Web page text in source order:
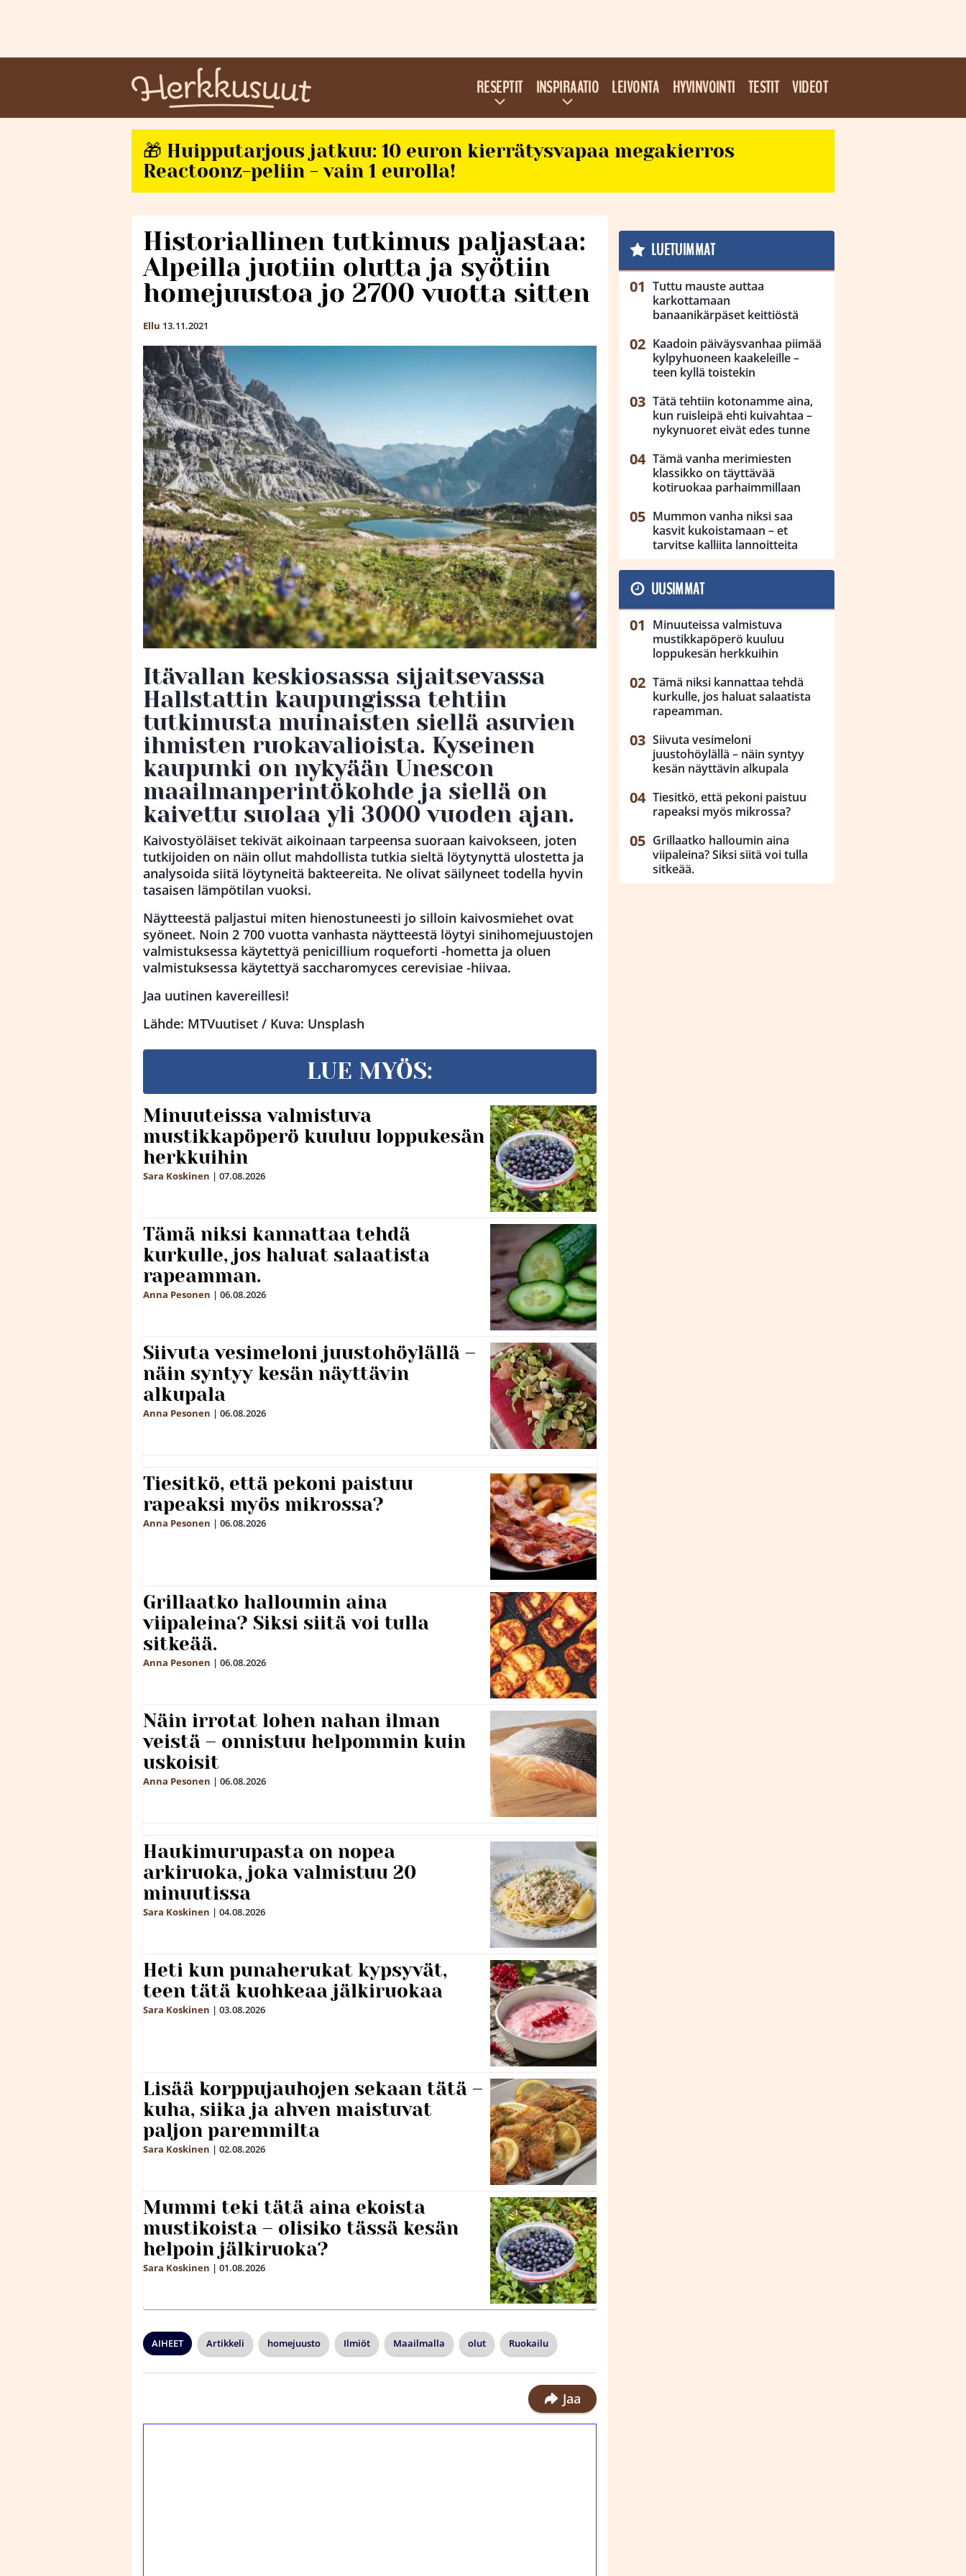
RESEPTIT INSPIRAATIO LEIVONTA HYVINVOINTI TESTIT VIDEOT
🎁 Huipputarjous jatkuu: 10 euron kierrätysvapaa megakierros
Reactoonz-peliin - vain 1 eurolla!
Historiallinen tutkimus paljastaa:
Alpeilla juotiin olutta ja syötiin
homejuustoa jo 2700 vuotta sitten
Ellu 13.11.2021
Itävallan keskiosassa sijaitsevassa
Hallstattin kaupungissa tehtiin
tutkimusta muinaisten siellä asuvien
ihmisten ruokavalioista. Kyseinen
kaupunki on nykyään Unescon
maailmanperintökohde ja siellä on
kaivettu suolaa yli 3000 vuoden ajan.
Kaivostyöläiset tekivät aikoinaan tarpeensa suoraan kaivokseen, joten
tutkijoiden on näin ollut mahdollista tutkia sieltä löytynyttä ulostetta ja
analysoida siitä löytyneitä bakteereita. Ne olivat säilyneet todella hyvin
tasaisen lämpötilan vuoksi.
Näytteestä paljastui miten hienostuneesti jo silloin kaivosmiehet ovat
syöneet. Noin 2 700 vuotta vanhasta näytteestä löytyi sinihomejuustojen
valmistuksessa käytettyä penicillium roqueforti -hometta ja oluen
valmistuksessa käytettyä saccharomyces cerevisiae -hiivaa.
Jaa uutinen kavereillesi!
Lähde: MTVuutiset / Kuva: Unsplash
LUE MYÖS:
Minuuteissa valmistuva
mustikkapöperö kuuluu loppukesän
herkkuihin
Sara Koskinen | 07.08.2026
Tämä niksi kannattaa tehdä
kurkulle, jos haluat salaatista
rapeamman.
Anna Pesonen | 06.08.2026
Siivuta vesimeloni juustohöylällä –
näin syntyy kesän näyttävin
alkupala
Anna Pesonen | 06.08.2026
Tiesitkö, että pekoni paistuu
rapeaksi myös mikrossa?
Anna Pesonen | 06.08.2026
Grillaatko halloumin aina
viipaleina? Siksi siitä voi tulla
sitkeää.
Anna Pesonen | 06.08.2026
Näin irrotat lohen nahan ilman
veistä – onnistuu helpommin kuin
uskoisit
Anna Pesonen | 06.08.2026
Haukimurupasta on nopea
arkiruoka, joka valmistuu 20
minuutissa
Sara Koskinen | 04.08.2026
Heti kun punaherukat kypsyvät,
teen tätä kuohkeaa jälkiruokaa
Sara Koskinen | 03.08.2026
Lisää korppujauhojen sekaan tätä –
kuha, siika ja ahven maistuvat
paljon paremmilta
Sara Koskinen | 02.08.2026
Mummi teki tätä aina ekoista
mustikoista – olisiko tässä kesän
helpoin jälkiruoka?
Sara Koskinen | 01.08.2026
AIHEET Artikkeli homejuusto Ilmiöt Maailmalla olut Ruokailu
Jaa
LUETUIMMAT
Tuttu mauste auttaa
karkottamaan
banaanikärpäset keittiöstä
Kaadoin päiväysvanhaa piimää
kylpyhuoneen kaakeleille –
teen kyllä toistekin
Tätä tehtiin kotonamme aina,
kun ruisleipä ehti kuivahtaa –
nykynuoret eivät edes tunne
Tämä vanha merimiesten
klassikko on täyttävää
kotiruokaa parhaimmillaan
Mummon vanha niksi saa
kasvit kukoistamaan – et
tarvitse kalliita lannoitteita
UUSIMMAT
Minuuteissa valmistuva
mustikkapöperö kuuluu
loppukesän herkkuihin
Tämä niksi kannattaa tehdä
kurkulle, jos haluat salaatista
rapeamman.
Siivuta vesimeloni
juustohöylällä – näin syntyy
kesän näyttävin alkupala
Tiesitkö, että pekoni paistuu
rapeaksi myös mikrossa?
Grillaatko halloumin aina
viipaleina? Siksi siitä voi tulla
sitkeää.